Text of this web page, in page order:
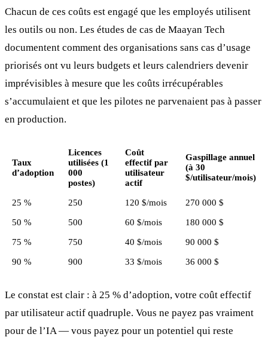
Chacun de ces coûts est engagé que les employés utilisent
les outils ou non. Les études de cas de Maayan Tech
documentent comment des organisations sans cas d’usage
priorisés ont vu leurs budgets et leurs calendriers devenir
imprévisibles à mesure que les coûts irrécupérables
s’accumulaient et que les pilotes ne parvenaient pas à passer
en production.
Taux
d’adoption
Licences
utilisées (1
000
postes)
Coût
effectif par
utilisateur
actif
Gaspillage annuel
(à 30
$/utilisateur/mois)
25 % 250 120 $/mois 270 000 $
50 % 500 60 $/mois 180 000 $
75 % 750 40 $/mois 90 000 $
90 % 900 33 $/mois 36 000 $
Le constat est clair : à 25 % d’adoption, votre coût effectif
par utilisateur actif quadruple. Vous ne payez pas vraiment
pour de l’IA — vous payez pour un potentiel qui reste